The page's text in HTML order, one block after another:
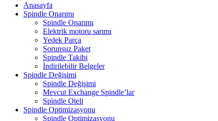
Anasayfa
Spindle Onarımı
Spindle Onarımı
Elektrik motoru sarımı
Yedek Parça
Sorunsuz Paket
Spindle Takibi
İndirilebilir Belgeler
Spindle Değişimi
Spindle Değişimi
Mevcut Exchange Spindle’lar
Spindle Oteli
Spindle Optimizasyonu
Spindle Optimizasyonu